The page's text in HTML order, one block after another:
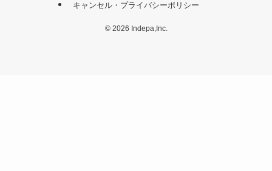
キャンセル・プライバシーポリシー
©2026 Indepa,Inc.